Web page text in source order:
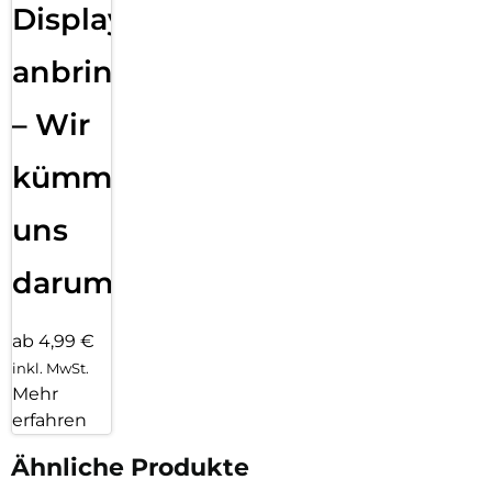
Displayfolie
anbringen
– Wir
kümmern
uns
darum!
ab 4,99 €
inkl. MwSt.
Mehr
erfahren
Ähnliche Produkte